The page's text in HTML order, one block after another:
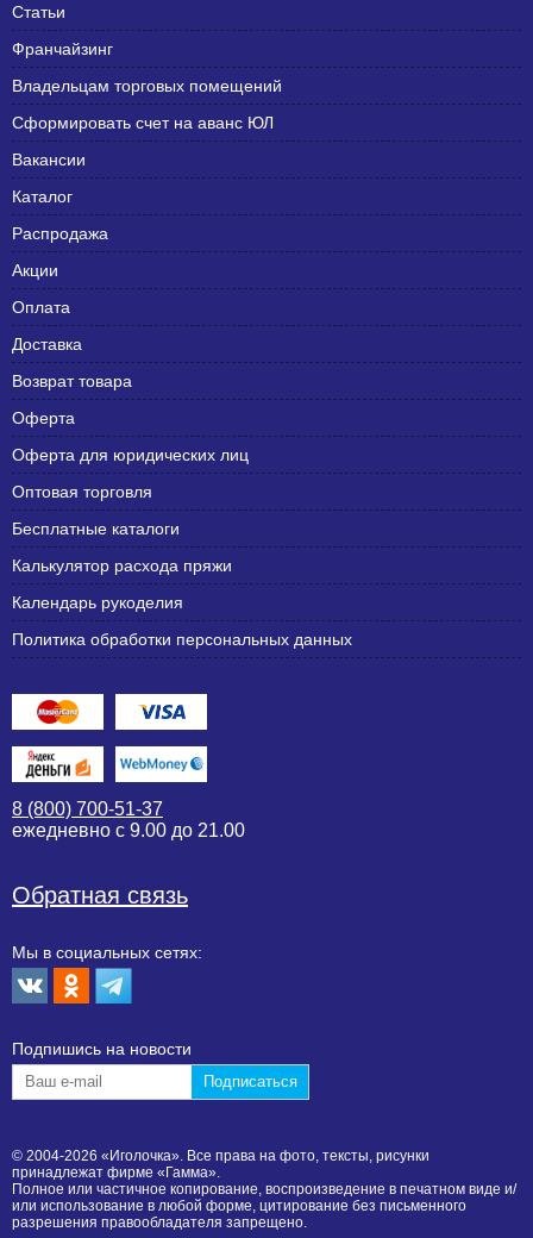
Статьи
Франчайзинг
Владельцам торговых помещений
Сформировать счет на аванс ЮЛ
Вакансии
Каталог
Распродажа
Акции
Оплата
Доставка
Возврат товара
Оферта
Оферта для юридических лиц
Оптовая торговля
Бесплатные каталоги
Калькулятор расхода пряжи
Календарь рукоделия
Политика обработки персональных данных
8 (800) 700-51-37
ежедневно с 9.00 до 21.00
Обратная связь
Мы в социальных сетях:
Подпишиcь на новости
© 2004-2026 «Иголочка». Все права на фото, тексты, рисунки
принадлежат фирме «Гамма».
Полное или частичное копирование, воспроизведение в печатном виде и/
или использование в любой форме, цитирование без письменного
разрешения правообладателя запрещено.